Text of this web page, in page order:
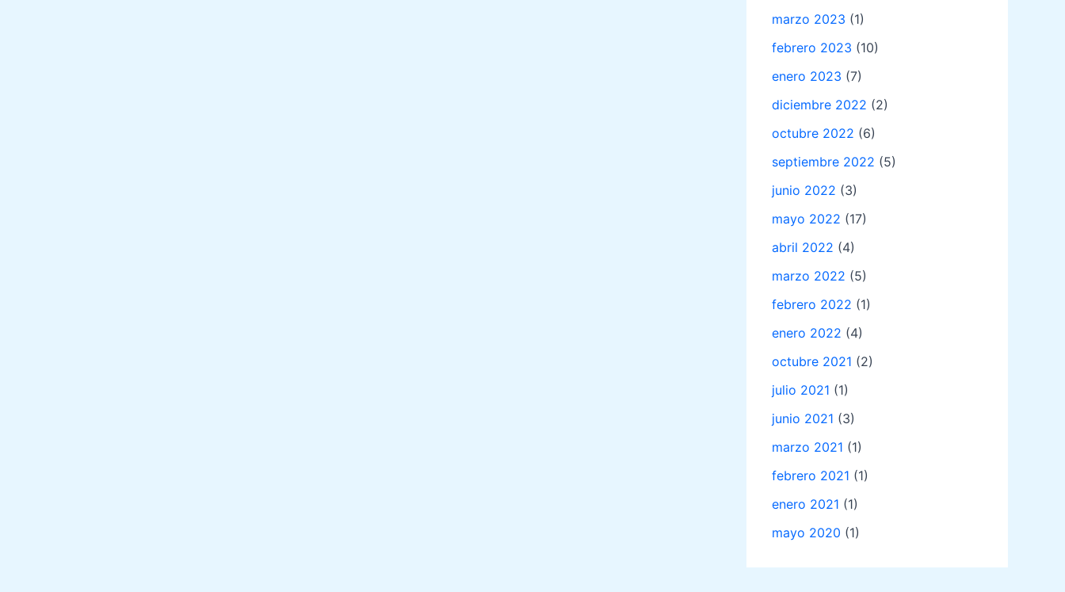
marzo 2023 (1)
febrero 2023 (10)
enero 2023 (7)
diciembre 2022 (2)
octubre 2022 (6)
septiembre 2022 (5)
junio 2022 (3)
mayo 2022 (17)
abril 2022 (4)
marzo 2022 (5)
febrero 2022 (1)
enero 2022 (4)
octubre 2021 (2)
julio 2021 (1)
junio 2021 (3)
marzo 2021 (1)
febrero 2021 (1)
enero 2021 (1)
mayo 2020 (1)